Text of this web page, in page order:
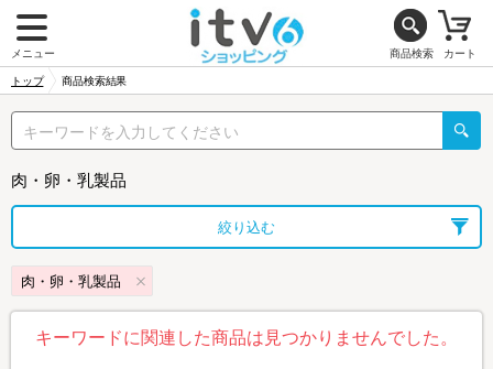
メニュー 商品検索 カート
トップ 商品検索結果
肉・卵・乳製品
絞り込む
肉・卵・乳製品
キーワードに関連した商品は見つかりませんでした。